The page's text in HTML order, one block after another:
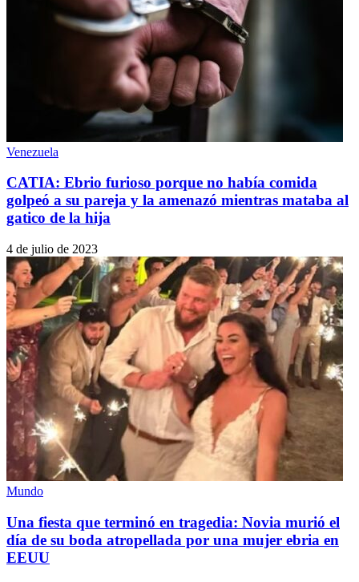
Venezuela
CATIA: Ebrio furioso porque no había comida
golpeó a su pareja y la amenazó mientras mataba al
gatico de la hija
4 de julio de 2023
Mundo
Una fiesta que terminó en tragedia: Novia murió el
día de su boda atropellada por una mujer ebria en
EEUU